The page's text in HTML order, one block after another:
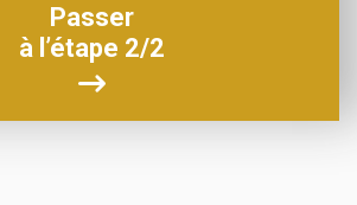
Passer
à l’étape 2/2